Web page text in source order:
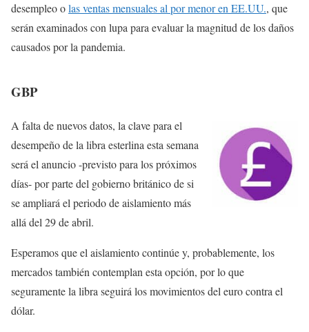
desempleo olas ventas mensuales al por menor en EE.UU., que
serán examinados con lupa para evaluar la magnitud de los daños
causados por la pandemia.
GBP
A falta de nuevos datos, la clave para el
desempeño de la libra esterlina esta semana
será el anuncio -previsto para los próximos
días- por parte del gobierno británico de si
se ampliará el periodo de aislamiento más
allá del 29 de abril.
Esperamos que el aislamiento continúe y, probablemente, los
mercados también contemplan esta opción, por lo que
seguramente la libra seguirá los movimientos del euro contra el
dólar.